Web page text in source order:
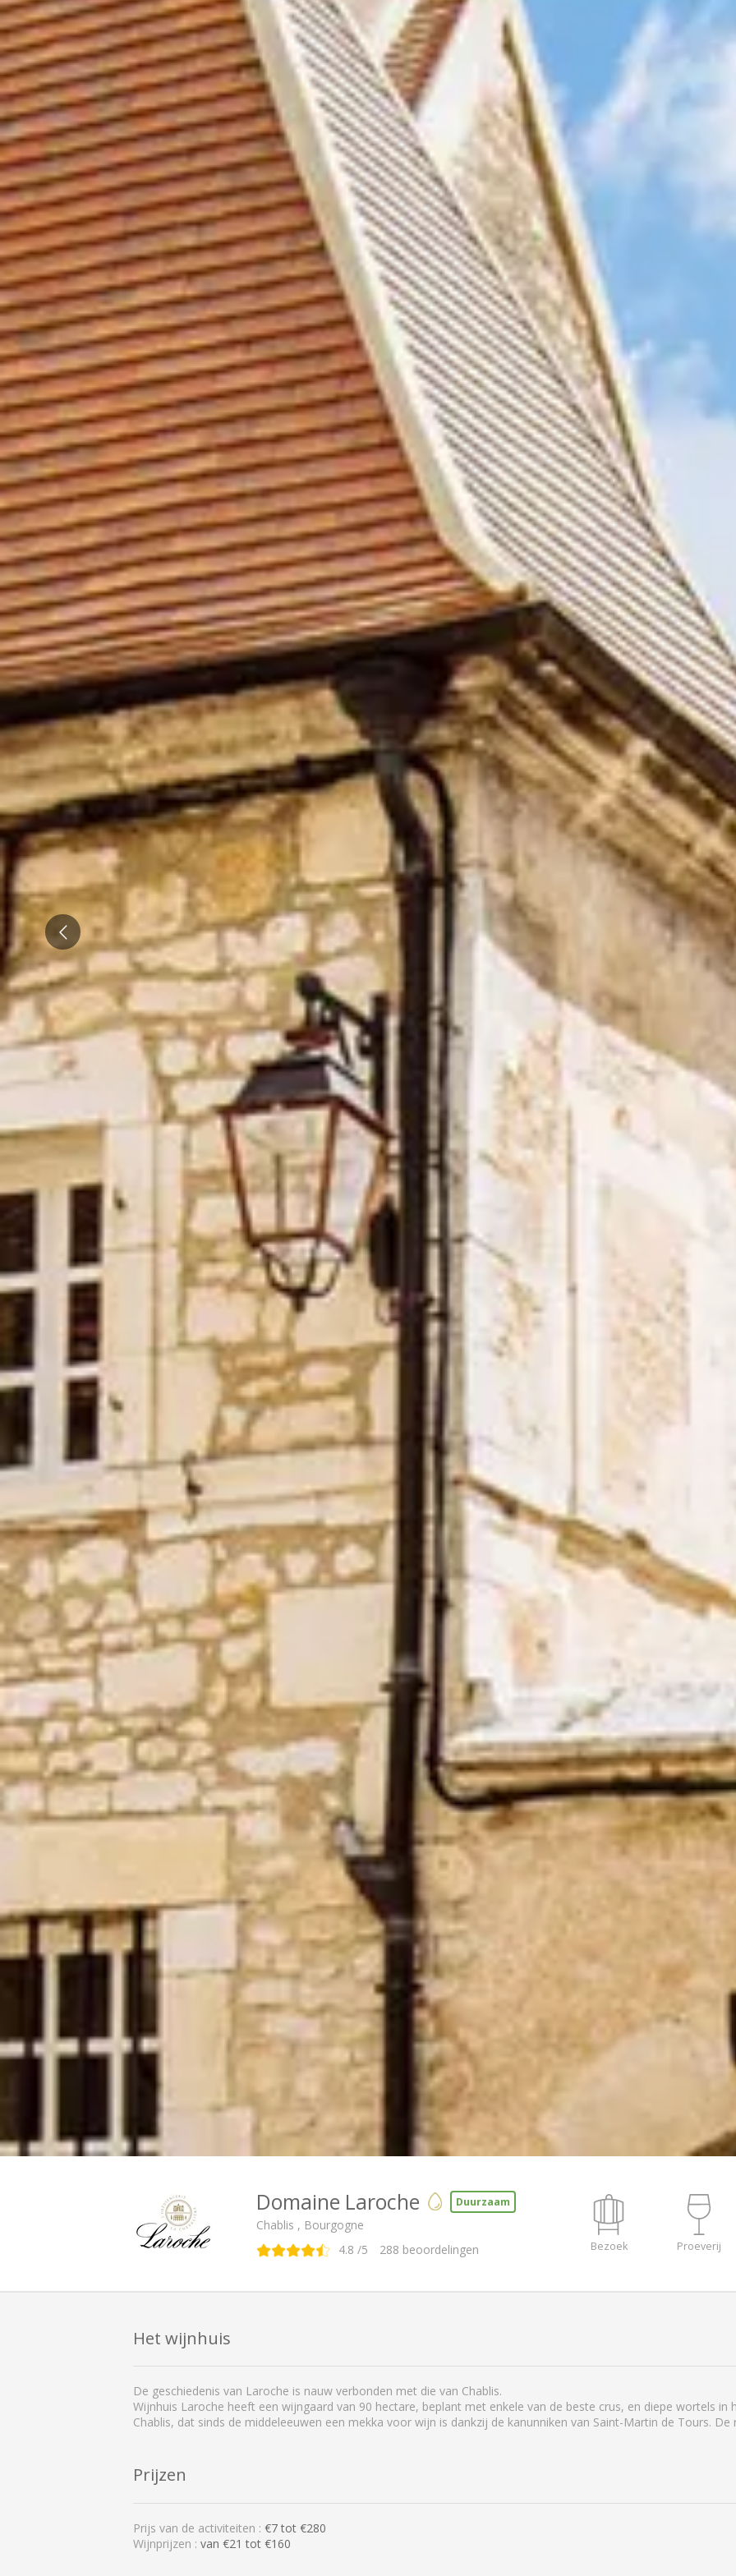
Château de Pommard
Château de Saint Aubin
Cité des vins Beaune
Domaine Besancenot
Domaine Borgnat
Domaine Chanson
Domaine de Montmain
Veuve Ambal
Wijnproeverij & wijnhuizen Beaujolais
Wijnproeverij & wijnhuizen Bordeaux
Wijnproeverij & wijnhuizen Bourgogne
Calvados proeverij
Champagnehuizen & champagne proeverij
Wijnproeverij & wijnhuizen Corsica
Wijnproeverij & wijnhuizen Elzas
Wijnproeverij & wijnhuizen Jura
Wijnproeverij & wijnhuizen Languedoc Roussillon
Wijnproeverij & wijnhuizen Loire
Rum proeverij Martinique
Wijnproeverij & wijnhuizen Poitou Charentes
Wijnproeverij & wijnhuizen Provence
Wijnproeverij & wijnhuizen Savoie
Wijnproeverij & wijnhuizen Rhone
Wijnproeverij & wijnhuizen Zuidwest Frankrijk
Overnachten Wijngaard Bourgogne
Alle overnachtingen op een wijngaard
Prev
Domaine Laroche Duurzaam
Chablis , Bourgogne
4.8 /5 288 beoordelingen Bezoek Proeverij
Het wijnhuis
De geschiedenis van Laroche is nauw verbonden met die van Chablis.
Wijnhuis Laroche heeft een wijngaard van 90 hectare, beplant met enkele van de beste crus, en diepe wortels in
Chablis, dat sinds de middeleeuwen een mekka voor wijn is dankzij de kanunniken van Saint-Martin de Tours.
Prijzen
Prijs van de activiteiten : €7 tot €280
Wijnprijzen : van €21 tot €160